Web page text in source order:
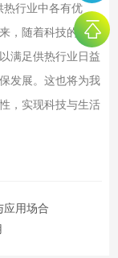
行业中各有优
，随着科技的不断
满足供热行业日益
发展。这也将为我
，实现科技与生活
应用场合